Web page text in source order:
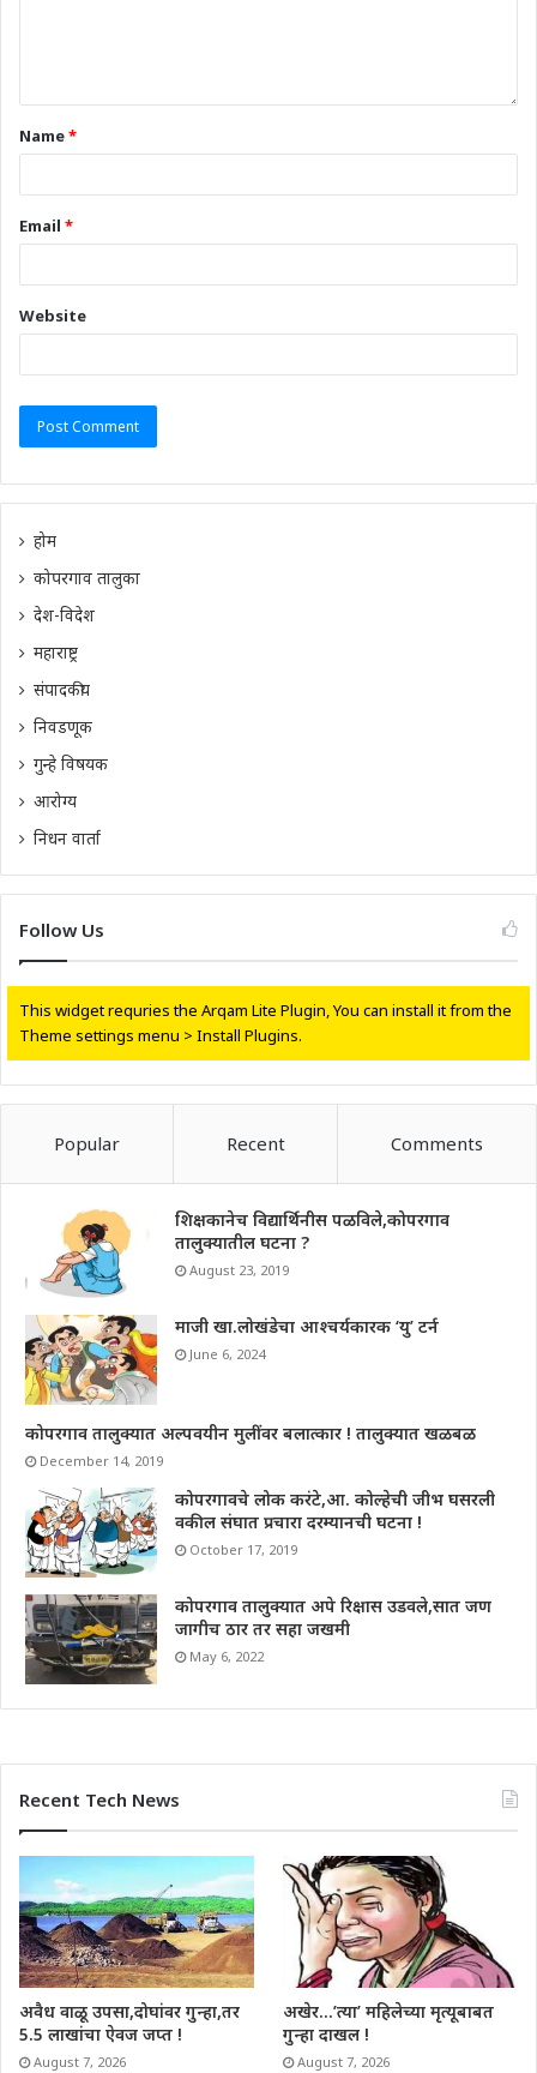
Name*
Email *
Website
होम
कोपरगाव तालुका
देश-विदेश
महाराष्ट्र
संपादकीय
निवडणूक
गुन्हे विषयक
आरोग्य
निधन वार्ता
Follow Us
This widget requries the Arqam Lite Plugin, You can install it from the
Theme settings menu > Install Plugins.
Popular Recent Comments
शिक्षकानेच विद्यार्थिनीस पळविले,कोपरगाव
तालुक्यातील घटना ?
August 23, 2019
माजी खा.लोखंडेचा आश्चर्यकारक ‘यु’ टर्न
June 6, 2024
कोपरगाव तालुक्यात अल्पवयीन मुलींवर बलात्कार ! तालुक्यात खळबळ
December 14, 2019
कोपरगावचे लोक करंटे,आ. कोल्हेची जीभ घसरली
वकील संघात प्रचारा दरम्यानची घटना !
October 17, 2019
कोपरगाव तालुक्यात अपे रिक्षास उडवले,सात जण
जागीच ठार तर सहा जखमी
May 6, 2022
Recent Tech News
अवैध वाळू उपसा,दोघांवर गुन्हा,तर
5.5 लाखांचा ऐवज जप्त !
August 7, 2026
अखेर…’त्या’ महिलेच्या मृत्यूबाबत
गुन्हा दाखल !
August 7, 2026